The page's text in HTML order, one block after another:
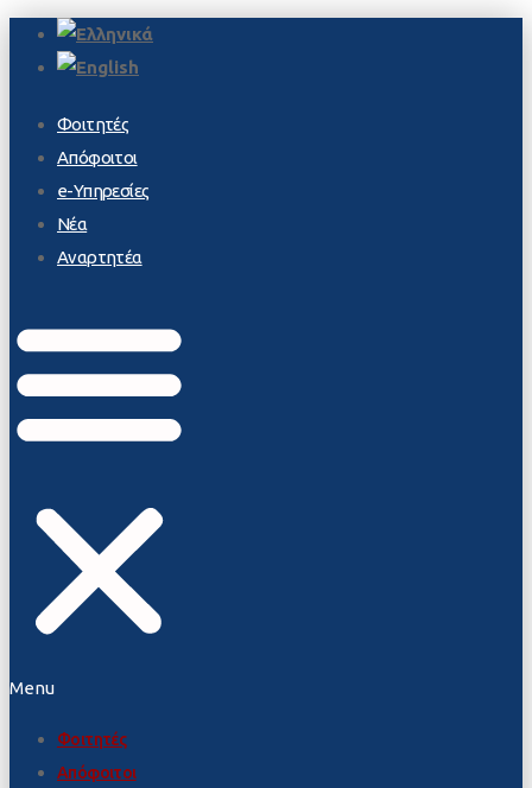
Φοιτητές
Απόφοιτοι
e-Υπηρεσίες
Νέα
Αναρτητέα
Menu
Φοιτητές
Απόφοιτοι